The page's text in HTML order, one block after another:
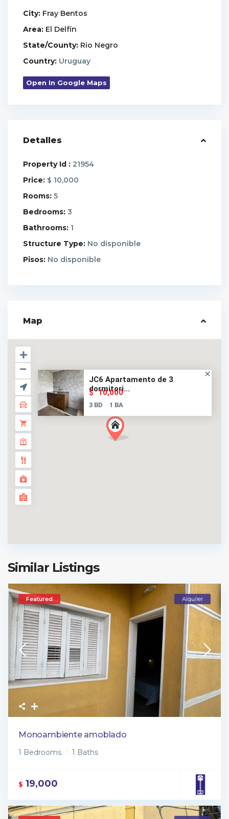
City: Fray Bentos
Area: El Delfín
State/County: Rio Negro
Country: Uruguay
Open In Google Maps
Detalles
Property Id : 21954
Price: $ 10,000
Rooms: 5
Bedrooms: 3
Bathrooms: 1
Structure Type: No disponible
Pisos: No disponible
Map
JC6 Apartamento de 3
dormitori...
$ 10,000
3 BD 1 BA
Similar Listings
Featured Alquiler
Monoambiente amoblado
1 Bedrooms 1 Baths
$ 19,000